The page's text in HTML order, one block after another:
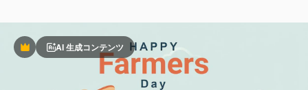
PremiumAI 生成コンテンツ